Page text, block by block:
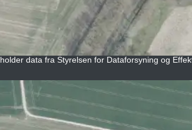
data fra Styrelsen for Dataforsyning og